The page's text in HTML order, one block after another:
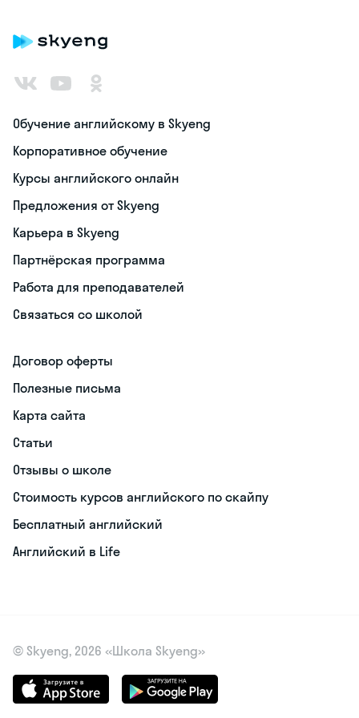
Обучение английскому в Skyeng
Корпоративное обучение
Курсы английского онлайн
Предложения от Skyeng
Карьера в Skyeng
Партнёрская программа
Работа для преподавателей
Связаться со школой
Договор оферты
Полезные письма
Карта сайта
Статьи
Отзывы о школе
Стоимость курсов английского по скайпу
Бесплатный английский
Английский в Life
© Skyeng, 2026 «Школа Skyeng»